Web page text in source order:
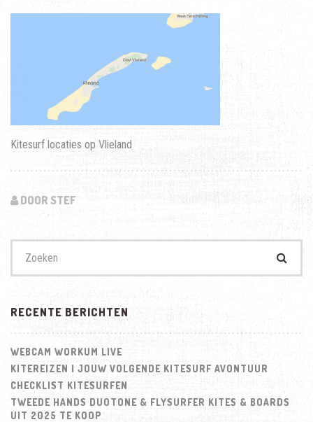
Kitesurf locaties op Vlieland
DOOR STEF
naar:
RECENTE BERICHTEN
WEBCAM WORKUM LIVE
KITEREIZEN | JOUW VOLGENDE KITESURF AVONTUUR
CHECKLIST KITESURFEN
TWEEDE HANDS DUOTONE & FLYSURFER KITES & BOARDS
UIT 2025 TE KOOP